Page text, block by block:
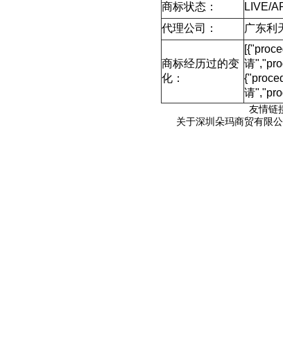
商标状态：
LIVE/
代理公司：
广东利
商标经历过的变
化：
请
请
友情链
关于深圳朵玛商贸有限